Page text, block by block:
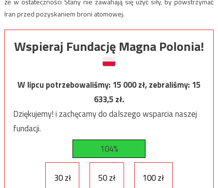
Iran przed pozyskaniem broni atomowej.
Wspieraj Fundację Magna Polonia!
W lipcu potrzebowaliśmy:15 000zł, zebraliśmy:15
633,5zł.
Dziękujemy! i zachęcamy do dalszego wsparcia naszej
fundacji.
104%
30 zł 50 zł 100 zł